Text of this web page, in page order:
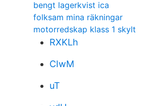
bengt lagerkvist ica
folksam mina räkningar
motorredskap klass 1 skylt
RXKLh
CIwM
uT